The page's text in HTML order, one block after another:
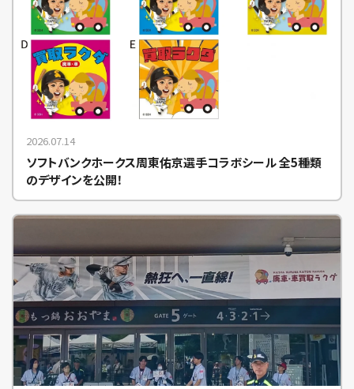
2026.07.14
ソフトバンクホークス周東佑京選手コラボシール 全5種類
のデザインを公開！